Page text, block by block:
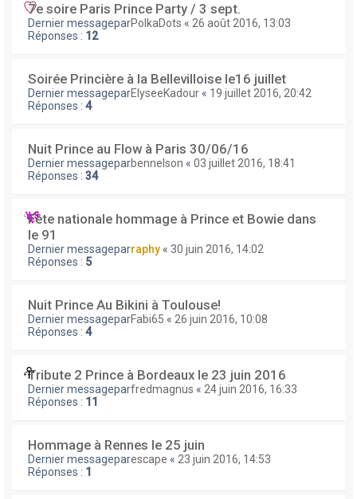
7e soire Paris Prince Party / 3 sept.
Dernier messageparPolkaDots « 26 août 2016, 13:03
Réponses : 12
Soirée Princière à la Bellevilloise le16 juillet
Dernier messageparElyseeKadour « 19 juillet 2016, 20:42
Réponses : 4
Nuit Prince au Flow à Paris 30/06/16
Dernier messageparbennelson « 03 juillet 2016, 18:41
Réponses : 34
Fête nationale hommage à Prince et Bowie dans
le 91
Dernier messageparraphy « 30 juin 2016, 14:02
Réponses : 5
Nuit Prince Au Bikini à Toulouse!
Dernier messageparFabi65 « 26 juin 2016, 10:08
Réponses : 4
Tribute 2 Prince à Bordeaux le 23 juin 2016
Dernier messageparfredmagnus « 24 juin 2016, 16:33
Réponses : 11
Hommage à Rennes le 25 juin
Dernier messageparescape « 23 juin 2016, 14:53
Réponses : 1